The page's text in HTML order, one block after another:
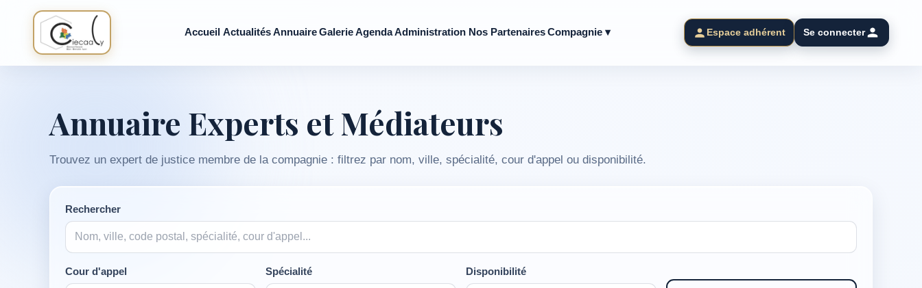
Accueil Actualités AnnuaireGalerieAgendaAdministration Nos Partenaires Compagnie ▾ Espace adhérent Se connecter
Annuaire Experts et Médiateurs
Trouvez un expert de justice membre de la compagnie : filtrez par nom, ville, spécialité, cour d'appel ou disponibilité.
Rechercher
Cour d'appel Spécialité Disponibilité